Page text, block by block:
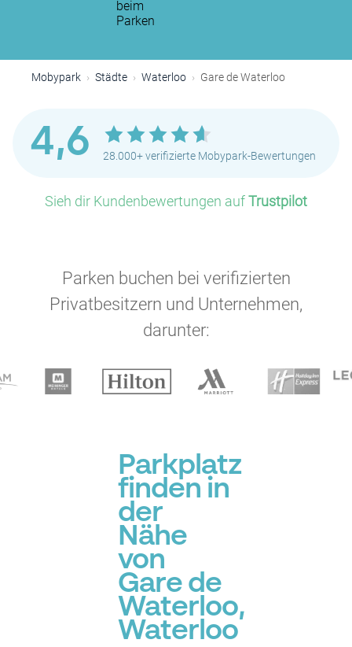
beim
Parken
Mobypark Städte Waterloo Gare de Waterloo
4,6 28.000+ verifizierte Mobypark-Bewertungen
Sieh dir Kundenbewertungen aufTrustpilot
Parken buchen bei verifizierten
Privatbesitzern und Unternehmen,
darunter:
Parkplatz
finden in
der
Nähe
von
Gare de
Waterloo,
Waterloo